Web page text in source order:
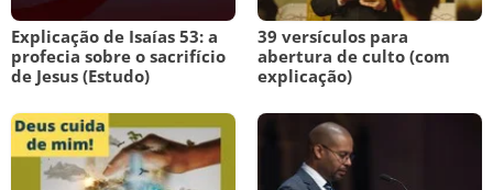
Explicação de Isaías 53: a
profecia sobre o sacrifício
de Jesus (Estudo)
39 versículos para
abertura de culto (com
explicação)